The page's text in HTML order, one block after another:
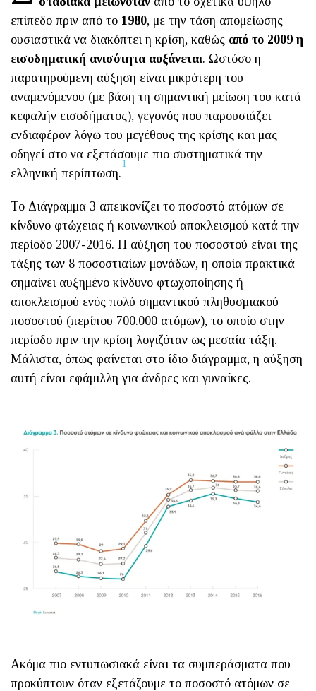
επίπεδο πριν από το 1980, με την τάση απομείωσης
ουσιαστικά να διακόπτει η κρίση, καθώς από το 2009 η
εισοδηματική ανισότητα αυξάνεται. Ωστόσο η
παρατηρούμενη αύξηση είναι μικρότερη του
αναμενόμενου (με βάση τη σημαντική μείωση του κατά
κεφαλήν εισοδήματος), γεγονός που παρουσιάζει
ενδιαφέρον λόγω του μεγέθους της κρίσης και μας
οδηγεί στο να εξετάσουμε πιο συστηματικά την
ελληνική περίπτωση.
1
Το Διάγραμμα 3 απεικονίζει το ποσοστό ατόμων σε
κίνδυνο φτώχειας ή κοινωνικού αποκλεισμού κατά την
περίοδο 2007-2016. Η αύξηση του ποσοστού είναι της
τάξης των 8 ποσοστιαίων μονάδων, η οποία πρακτικά
σημαίνει αυξημένο κίνδυνο φτωχοποίησης ή
αποκλεισμού ενός πολύ σημαντικού πληθυσμιακού
ποσοστού (περίπου 700.000 ατόμων), το οποίο στην
περίοδο πριν την κρίση λογιζόταν ως μεσαία τάξη.
Μάλιστα, όπως φαίνεται στο ίδιο διάγραμμα, η αύξηση
αυτή είναι εφάμιλλη για άνδρες και γυναίκες.
Ακόμα πιο εντυπωσιακά είναι τα συμπεράσματα που
προκύπτουν όταν εξετάζουμε το ποσοστό ατόμων σε